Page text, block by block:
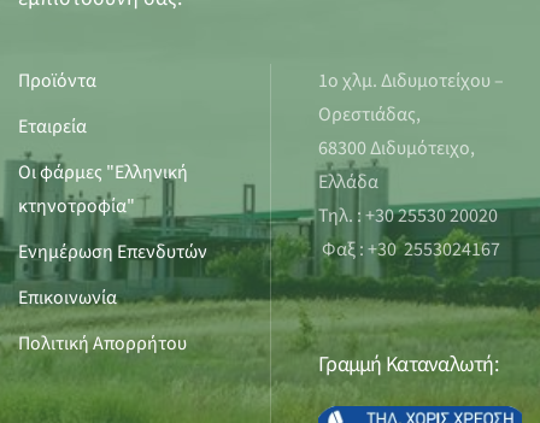
Προϊόντα
Εταιρεία
Οι φάρμες "Ελληνική
κτηνοτροφία"
Ενημέρωση Επενδυτών
Επικοινωνία
Πολιτική Απορρήτου
1ο χλμ. Διδυμοτείχου –
Ορεστιάδας,
68300 Διδυμότειχο,
Ελλάδα
Τηλ. : +30 25530 20020
Φαξ : +30 2553024167
Γραμμή Καταναλωτή: